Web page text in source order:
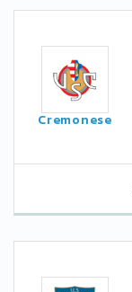
Cremonese